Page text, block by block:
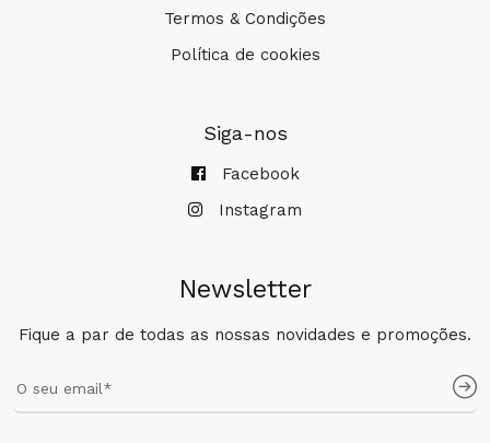
Termos & Condições
Política de cookies
Siga-nos
Facebook
Instagram
Newsletter
Fique a par de todas as nossas novidades e promoções.